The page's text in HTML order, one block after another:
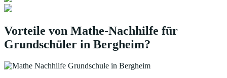
Vorteile von Mathe-Nachhilfe für
Grundschüler in Bergheim?